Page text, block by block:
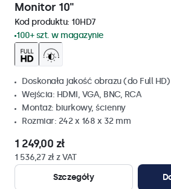
Monitor 10"
Kod produktu: 10HD7
100+ szt. w magazynie
Doskonała jakość obrazu (do Full HD)
Wejścia: HDMI, VGA, BNC, RCA
Montaż: biurkowy, ścienny
Rozmiar: 242 x 168 x 32 mm
1 249,00 zł
1 536,27 zł z VAT
Szczegóły